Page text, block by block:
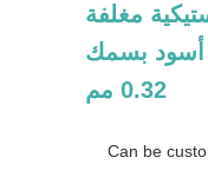
مغلفة
أسود بسمك
0.32 مم
Can be